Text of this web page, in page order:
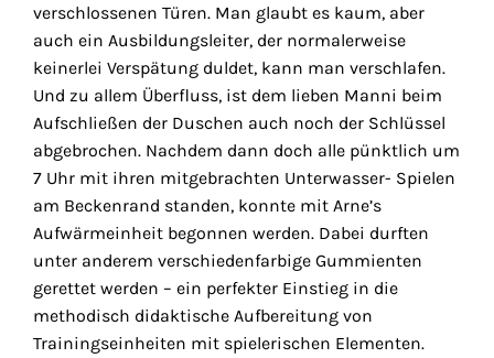
verschlossenen Türen. Man glaubt es kaum, aber
auch ein Ausbildungsleiter, der normalerweise
keinerlei Verspätung duldet, kann man verschlafen.
Und zu allem Überfluss, ist dem lieben Manni beim
Aufschließen der Duschen auch noch der Schlüssel
abgebrochen. Nachdem dann doch alle pünktlich um
7 Uhr mit ihren mitgebrachten Unterwasser- Spielen
am Beckenrand standen, konnte mit Arne’s
Aufwärmeinheit begonnen werden. Dabei durften
unter anderem verschiedenfarbige Gummienten
gerettet werden – ein perfekter Einstieg in die
methodisch didaktische Aufbereitung von
Trainingseinheiten mit spielerischen Elementen.